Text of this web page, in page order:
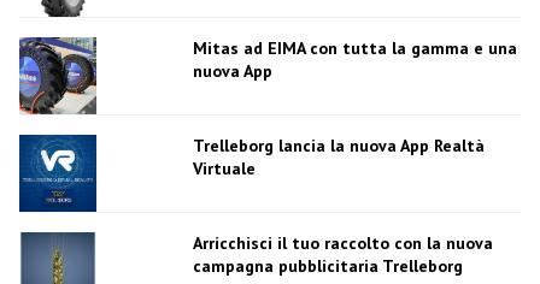
Mitas ad EIMA con tutta la gamma e una
nuova App
Trelleborg lancia la nuova App Realtà
Virtuale
Arricchisci il tuo raccolto con la nuova
campagna pubblicitaria Trelleborg